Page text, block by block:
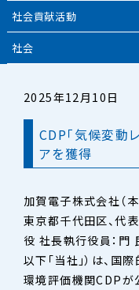
社会貢献活動
社会
2025年12月10日
CDP「気候変動
アを獲得
加賀電子株式会社（本
東京都千代田区、代
役 社長執行役員：門
以下「当社」）は、国
環境評価機関CDPが